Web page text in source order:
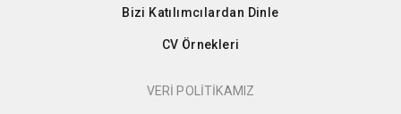
Bizi Katılımcılardan Dinle
CV Örnekleri
VERİ POLİTİKAMIZ